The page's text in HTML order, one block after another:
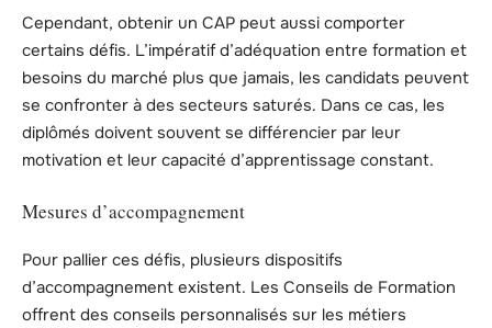
Cependant, obtenir un CAP peut aussi comporter
certains défis. L’impératif d’adéquation entre formation et
besoins du marché plus que jamais, les candidats peuvent
se confronter à des secteurs saturés. Dans ce cas, les
diplômés doivent souvent se différencier par leur
motivation et leur capacité d’apprentissage constant.
Mesures d’accompagnement
Pour pallier ces défis, plusieurs dispositifs
d’accompagnement existent. Les Conseils de Formation
offrent des conseils personnalisés sur les métiers